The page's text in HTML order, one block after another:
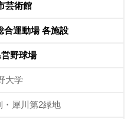
芸術館
合運動場 各施設
野球場
大学
・犀川第2緑地